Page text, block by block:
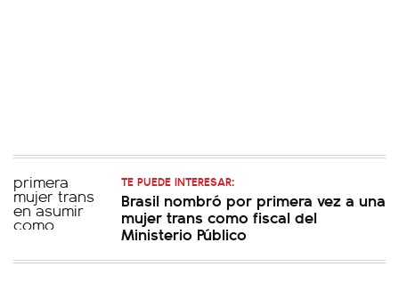
TE PUEDE INTERESAR:
Brasil nombró por primera vez a una
mujer trans como fiscal del
Ministerio Público